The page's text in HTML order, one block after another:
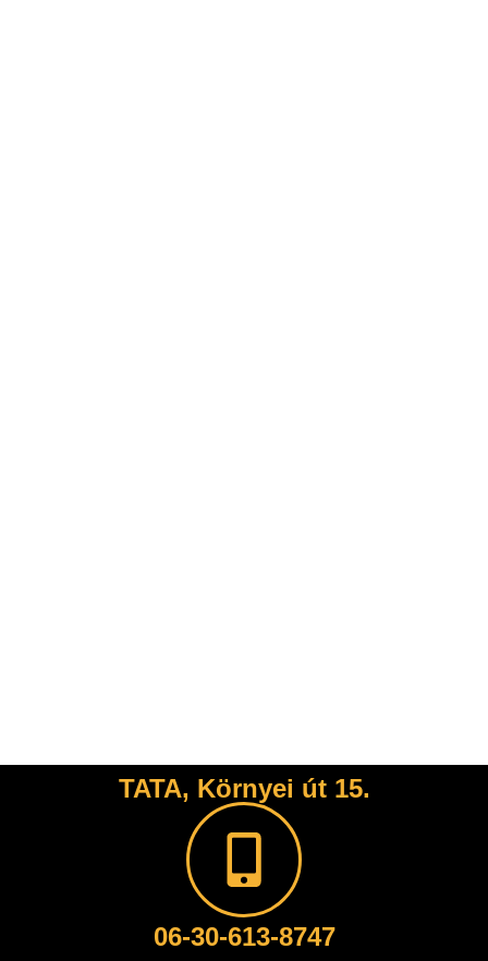
TATA, Környei út 15.
06-30-613-8747